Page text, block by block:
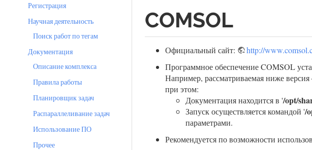
Регистрация
Научная деятельность
Поиск работ по тегам
Документация
Описание комплекса
Правила работы
Планировщик задач
Распараллеливание задач
Использование ПО
Прочее
COMSOL
Официальный сайт:
http://
Программное обеспечение COMSOL
Например, рассматриваемая ниже
при этом:
Документация находится в '/opt/
Запуск осуществляется командой '/
параметрами.
Рекомендуется по возможности